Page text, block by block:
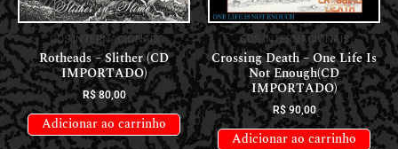
CDS INTERNACIONAIS
Rotheads – Slither (CD
IMPORTADO)
R$80,00
Adicionar ao carrinho
CDS INTERNACIONAIS
Crossing Death – One Life Is
Not Enough(CD
IMPORTADO)
R$90,00
Adicionar ao carrinho